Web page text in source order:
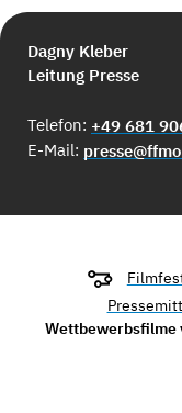
Dagny Kleber
Leitung Presse
Telefon: +49 681
E-Mail:
Wettbewerbsfilme